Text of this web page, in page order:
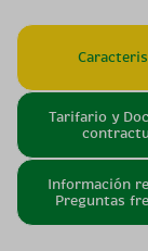
Tarifario y
Información
Preguntas